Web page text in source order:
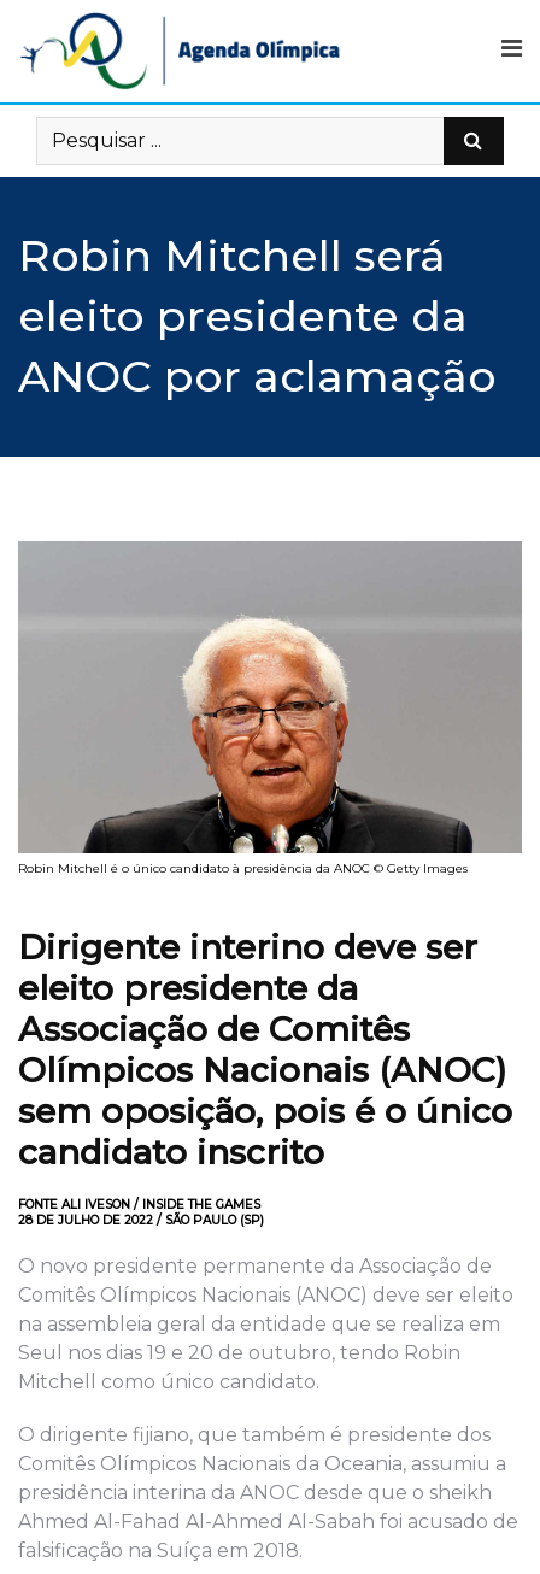
content
Robin Mitchell será
eleito presidente da
ANOC por aclamação
Robin Mitchell é o único candidato à presidência da ANOC © Getty Images
Dirigente interino deve ser
eleito presidente da
Associação de Comitês
Olímpicos Nacionais (ANOC)
sem oposição, pois é o único
candidato inscrito
FONTE ALI IVESON / INSIDE THE GAMES
28 DE JULHO DE 2022 / SÃO PAULO (SP)
O novo presidente permanente da Associação de
Comitês Olímpicos Nacionais (ANOC) deve ser eleito
na assembleia geral da entidade que se realiza em
Seul nos dias 19 e 20 de outubro, tendo Robin
Mitchell como único candidato.
O dirigente fijiano, que também é presidente dos
Comitês Olímpicos Nacionais da Oceania, assumiu a
presidência interina da ANOC desde que o sheikh
Ahmed Al-Fahad Al-Ahmed Al-Sabah foi acusado de
falsificação na Suíça em 2018.